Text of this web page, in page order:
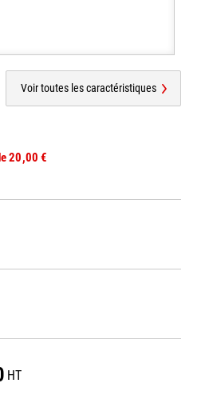
Voir toutes les caractéristiques
20,00 €
HT